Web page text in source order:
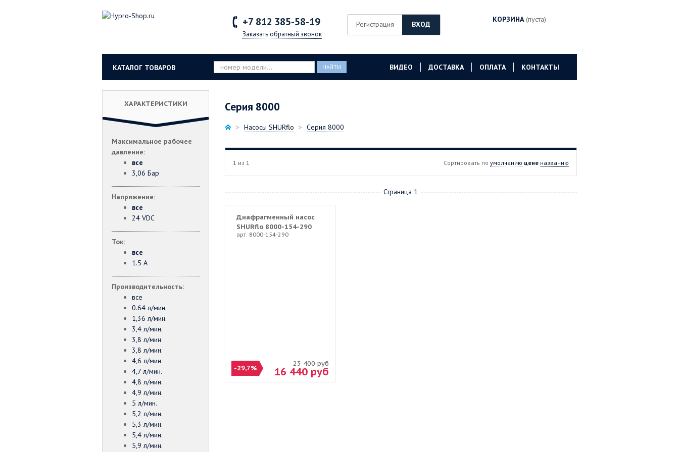
+7 812 385-58-19
Заказать обратный звонок
Регистрация ВХОД
КОРЗИНА(пуста)
КАТАЛОГ ТОВАРОВ НАЙТИ ВИДЕО ДОСТАВКА ОПЛАТА КОНТАКТЫ
ХАРАКТЕРИСТИКИ
Максимальное рабочее
давление:
все
3,06 Бар
Напряжение:
все
24 VDC
Ток:
все
1.5 А
Производительность:
все
0.64 л/мин.
1,36 л/мин.
3,4 л/мин.
3,8 л/мин
3,8 л/мин.
4,6 л/мин
4,7 л/мин.
4,8 л/мин.
4,9 л/мин.
5 л/мин.
5,2 л/мин.
5,3 л/мин.
5,4 л/мин.
5,9 л/мин.
Серия 8000
Насосы SHURflo Серия 8000
1 из 1 Сортировать по умолчанию цене названию
Страница 1
Диафрагменный насос
SHURflo 8000-154-290
арт. 8000-154-290
-29,7%
23 400руб
16 440руб